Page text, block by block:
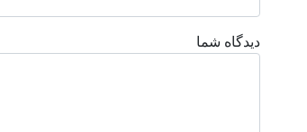
دیدگاه شما